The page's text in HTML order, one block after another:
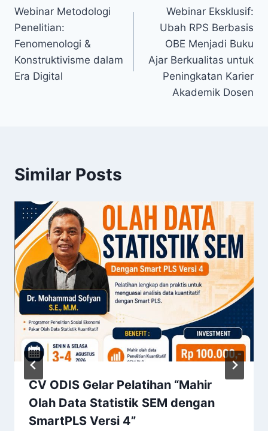
navigation
Webinar Metodologi
Penelitian:
Fenomenologi &
Konstruktivisme dalam
Era Digital
Webinar Eksklusif:
Ubah RPS Berbasis
OBE Menjadi Buku
Ajar Berkualitas untuk
Peningkatan Karier
Akademik Dosen
Similar Posts
CV ODIS Gelar Pelatihan “Mahir
Olah Data Statistik SEM dengan
SmartPLS Versi 4”